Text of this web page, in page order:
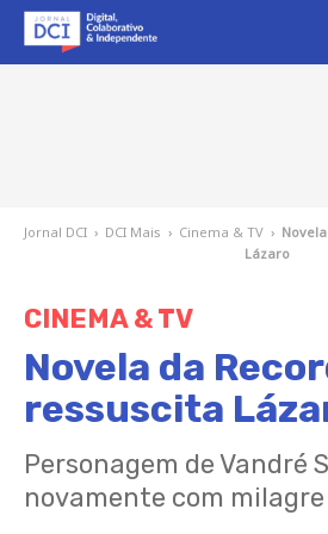
Jornal DCI › DCI Mais › Cinema & TV ›
Lázaro
CINEMA & TV
Novela da
ressuscita
Personagem de Vandré
novamente com milagre